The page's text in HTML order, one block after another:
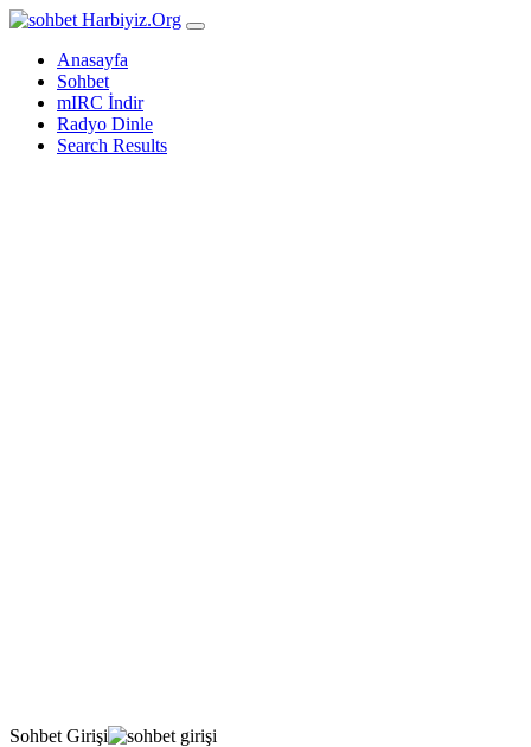
Harbiyiz.Org
Anasayfa
Sohbet
mIRC İndir
Radyo Dinle
Search Results
Sohbet Girişi